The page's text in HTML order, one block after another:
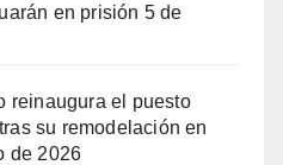
en prisión 5 de
reinaugura el puesto
su remodelación en
de 2026